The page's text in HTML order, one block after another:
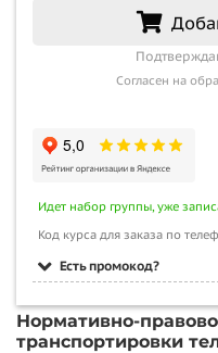
Согласен на
Идет набор группы, уже
Код курса для заказа по
Есть промокод?
Нормативно-
транспортировки